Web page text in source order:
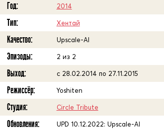
Год: 2014
Тип: Хентай
Качество: Upscale-AI
Эпизоды: 2 из 2
Выход: с 28.02.2014 по 27.11.2015
Режиссёр: Yoshiten
Студия: Circle Tribute
Обновления: UPD 10.12.2022: Upscale-AI